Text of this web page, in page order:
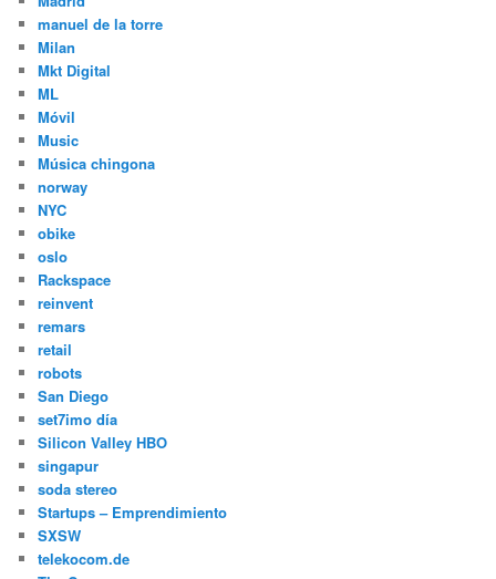
manuel de la torre
Milan
Mkt Digital
ML
Móvil
Music
Música chingona
norway
NYC
obike
oslo
Rackspace
reinvent
remars
retail
robots
San Diego
set7imo día
Silicon Valley HBO
singapur
soda stereo
Startups – Emprendimiento
SXSW
telekocom.de